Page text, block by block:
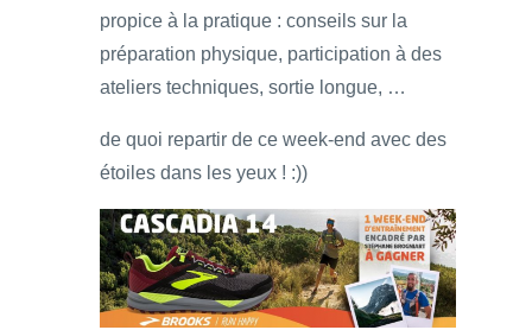
propice à la pratique : conseils sur la
préparation physique, participation à des
ateliers techniques, sortie longue, …
de quoi repartir de ce week-end avec des
étoiles dans les yeux ! :))